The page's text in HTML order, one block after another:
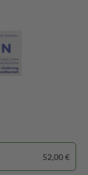
52,00 €